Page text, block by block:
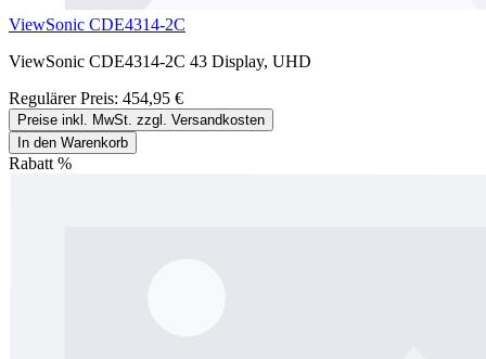
ViewSonic CDE4314-2C
ViewSonic CDE4314-2C 43 Display, UHD
Regulärer Preis: 454,95 €
Preise inkl. MwSt. zzgl. Versandkosten
In den Warenkorb
Rabatt %